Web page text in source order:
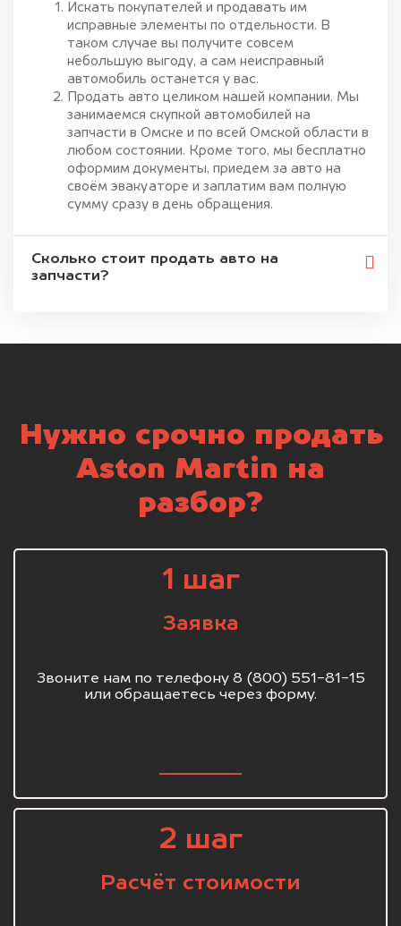
Искать покупателей и продавать им
исправные элементы по отдельности. В
таком случае вы получите совсем
небольшую выгоду, а сам неисправный
автомобиль останется у вас.
Продать авто целиком нашей компании. Мы
занимаемся скупкой автомобилей на
запчасти в Омске и по всей Омской области в
любом состоянии. Кроме того, мы бесплатно
оформим документы, приедем за авто на
своём эвакуаторе и заплатим вам полную
сумму сразу в день обращения.
Сколько стоит продать авто на
запчасти?
Нужно срочно продать
Aston Martin на
разбор?
1 шаг
Заявка
Звоните нам по телефону 8 (800) 551-81-15
или обращаетесь через форму.
2 шаг
Расчёт стоимости